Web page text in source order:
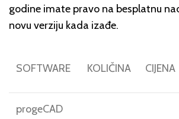
godine imate pravo na besplatnu
novu verziju kada izađe.
SOFTWARE KOLIČINA CIJENA
progeCAD